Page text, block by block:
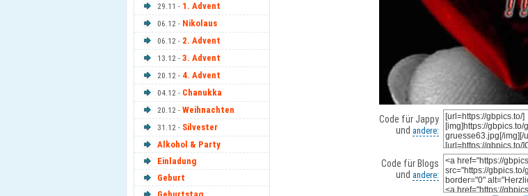
29.11 - 1. Advent
06.12 - Nikolaus
06.12 - 2. Advent
13.12 - 3. Advent
20.12 - 4. Advent
04.12 - Chanukka
20.12 - Weihnachten
31.12 - Silvester
Alkohol & Party
Einladung
Geburt
Code für Jappy
und andere:
Code für Blogs
und andere: